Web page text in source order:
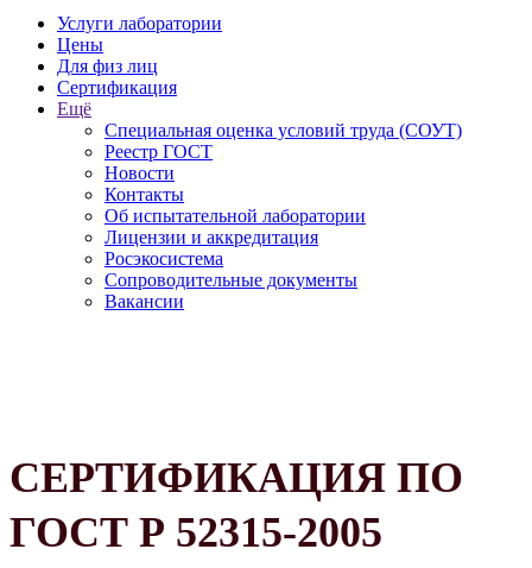
Услуги лаборатории
Цены
Для физ лиц
Сертификация
Ещё
Специальная оценка условий труда (СОУТ)
Реестр ГОСТ
Новости
Контакты
Об испытательной лаборатории
Лицензии и аккредитация
Росэкосистема
Сопроводительные документы
Вакансии
СЕРТИФИКАЦИЯ ПО
ГОСТ Р 52315-2005